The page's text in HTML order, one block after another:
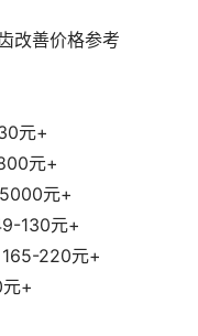
改善价格参考
元+
元+
元+
130元+
220元+
+